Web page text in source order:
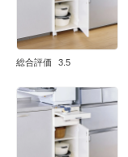
総合評価 3.5